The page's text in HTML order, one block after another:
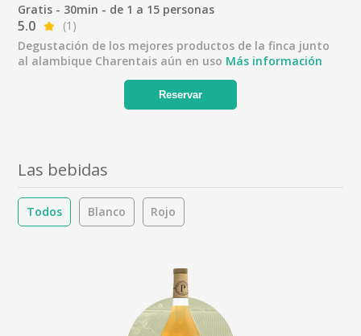
Gratis - 30min - de 1 a 15 personas
5.0
(1)
Degustación de los mejores productos de la finca junto
al alambique Charentais aún en uso Más información
Reservar
Las bebidas
Todos Blanco Rojo